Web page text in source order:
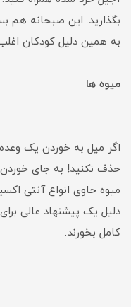
بگذارید. این صبحانه هم
به همین دلیل کودکان
میوه ها
اگر میل به خوردن یک
حذف نکنید! به جای خوردن
میوه حاوی انواع آنتی
دلیل یک پیشنهاد عالی
کامل بخورند.